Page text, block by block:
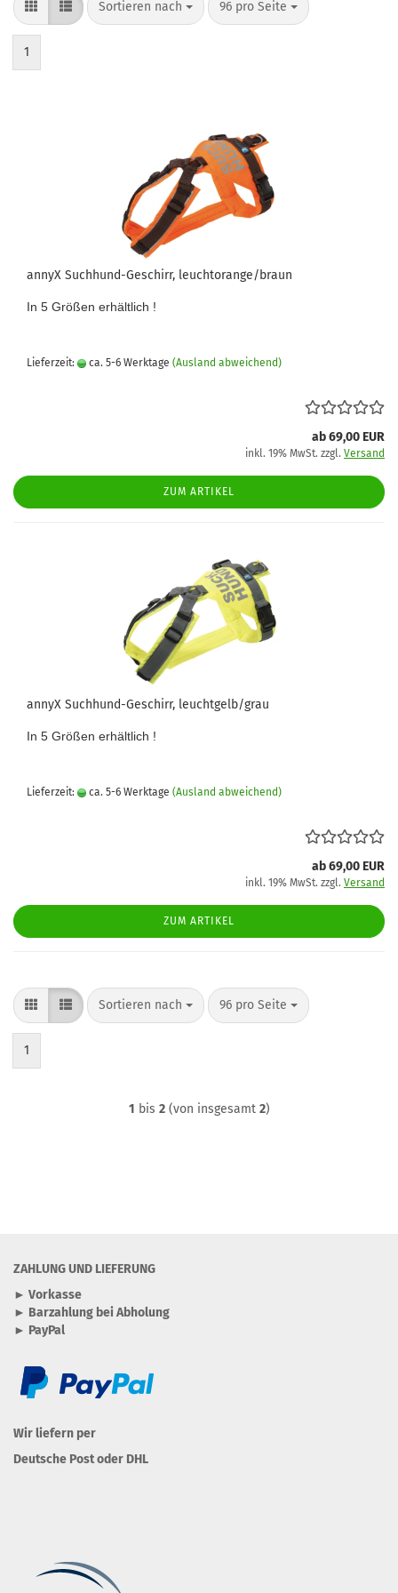
Sortieren nach
Sortieren nach 96 pro Seite
pro Seite
1
annyX Suchhund-Geschirr, leuchtorange/braun
In 5 Größen erhältlich !
Lieferzeit: ca. 5-6 Werktage (Ausland abweichend)
ab 69,00 EUR
inkl. 19% MwSt. zzgl. Versand
ZUM ARTIKEL
annyX Suchhund-Geschirr, leuchtgelb/grau
In 5 Größen erhältlich !
Lieferzeit: ca. 5-6 Werktage (Ausland abweichend)
ab 69,00 EUR
inkl. 19% MwSt. zzgl. Versand
ZUM ARTIKEL
Sortieren nach
Sortieren nach 96 pro Seite
pro Seite
1
1 bis 2(von insgesamt 2)
ZAHLUNG UND LIEFERUNG
► Vorkasse
► Barzahlung bei Abholung
► PayPal
Wir liefern per
Deutsche Post oder DHL